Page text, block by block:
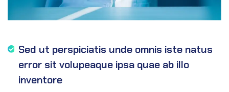
Sed ut perspiciatis unde omnis iste natus
error sit volupeaque ipsa quae ab illo
inventore